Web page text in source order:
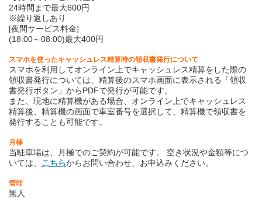
24時間まで最大600円
※繰り返しあり
[夜間サービス料金]
(18:00～08:00)最大400円
スマホを使ったキャッシュレス精算時の領収書発行について
スマホを利用してオンライン上でキャッシュレス精算をした際の
領収書発行については、精算後のスマホ画面に表示される「領収
書発行ボタン」からPDFで発行が可能です。
また、現地に精算機がある場合、オンライン上でキャッシュレス
精算後、精算機の画面で車室番号を選択して、精算機で領収書を
発行することも可能です。
月極
当駐車場は、月極でのご契約が可能です。 空き状況や金額等につ
いては、 こちらからお問い合わせ、お申込みください。
管理
無人